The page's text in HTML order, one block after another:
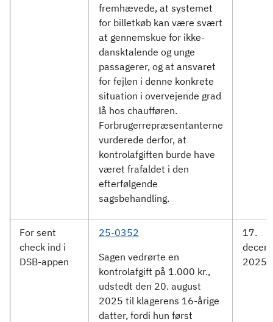
fremhævede, at systemet
for billetkøb kan være svært
at gennemskue for ikke-
dansktalende og unge
passagerer, og at ansvaret
for fejlen i denne konkrete
situation i overvejende grad
lå hos chaufføren.
Forbrugerrepræsentanterne
vurderede derfor, at
kontrolafgiften burde have
været frafaldet i den
efterfølgende
sagsbehandling.
For sent
check ind i
DSB-appen
25-0352
Sagen vedrørte en
kontrolafgift på 1.000 kr.,
udstedt den 20. august
2025 til klagerens 16-årige
datter, fordi hun først
17.
2025